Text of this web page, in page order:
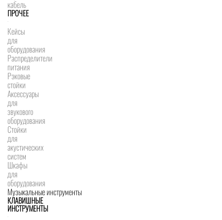
кабель
ПРОЧЕЕ
Кейсы
для
оборудования
Распределители
питания
Рэковые
стойки
Аксессуары
для
звукового
оборудования
Стойки
для
акустических
систем
Шкафы
для
оборудования
Музыкальные инструменты
КЛАВИШНЫЕ
ИНСТРУМЕНТЫ